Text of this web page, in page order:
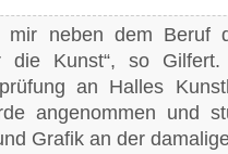
mir neben dem Beruf
die Kunst“, so
an Halles
angenommen und
Grafik an der